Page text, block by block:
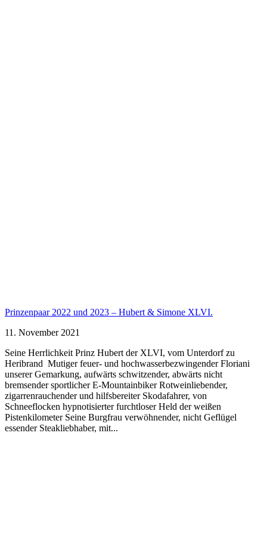
Prinzenpaar 2022 und 2023 – Hubert & Simone XLVI.
11. November 2021
Seine Herrlichkeit Prinz Hubert der XLVI, vom Unterdorf zu
Heribrand Mutiger feuer- und hochwasserbezwingender Floriani
unserer Gemarkung, aufwärts schwitzender, abwärts nicht
bremsender sportlicher E-Mountainbiker Rotweinliebender,
zigarrenrauchender und hilfsbereiter Skodafahrer, von
Schneeflocken hypnotisierter furchtloser Held der weißen
Pistenkilometer Seine Burgfrau verwöhnender, nicht Geflügel
essender Steakliebhaber, mit...